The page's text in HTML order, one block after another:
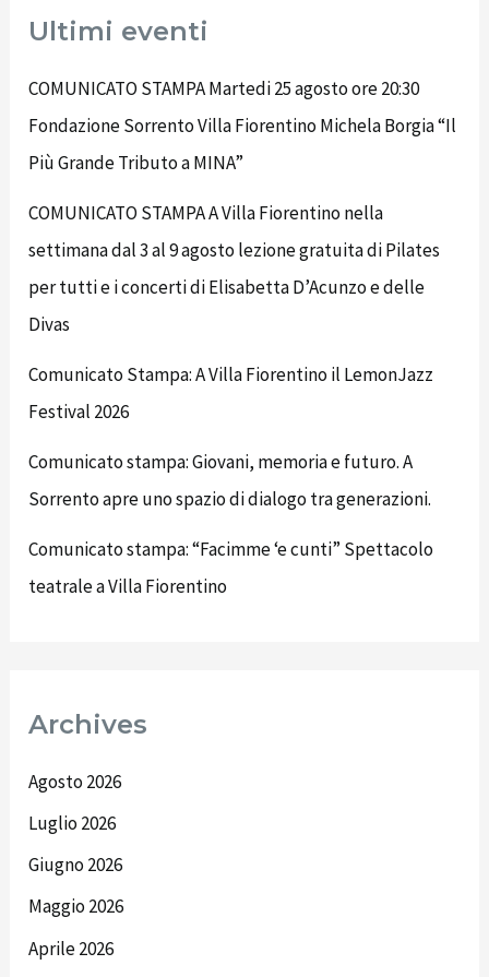
Ultimi eventi
COMUNICATO STAMPA Martedi 25 agosto ore 20:30
Fondazione Sorrento Villa Fiorentino Michela Borgia “Il
Più Grande Tributo a MINA”
COMUNICATO STAMPA A Villa Fiorentino nella
settimana dal 3 al 9 agosto lezione gratuita di Pilates
per tutti e i concerti di Elisabetta D’Acunzo e delle
Divas
Comunicato Stampa: A Villa Fiorentino il LemonJazz
Festival 2026
Comunicato stampa: Giovani, memoria e futuro. A
Sorrento apre uno spazio di dialogo tra generazioni.
Comunicato stampa: “Facimme ‘e cunti” Spettacolo
teatrale a Villa Fiorentino
Archives
Agosto 2026
Luglio 2026
Giugno 2026
Maggio 2026
Aprile 2026